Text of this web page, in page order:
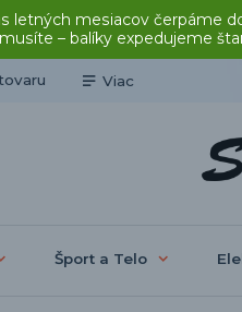
letných mesiacov čerpáme
– balíky expedujeme
Viac
Šport a Telo